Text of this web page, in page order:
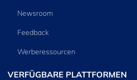
Newsroom
Feedback
Werberessourcen
VERFÜGBARE PLATTFORMEN